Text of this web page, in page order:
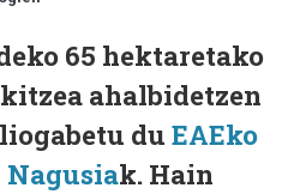
65 hektaretako
ahalbidetzen
du EAEko
k. Hain